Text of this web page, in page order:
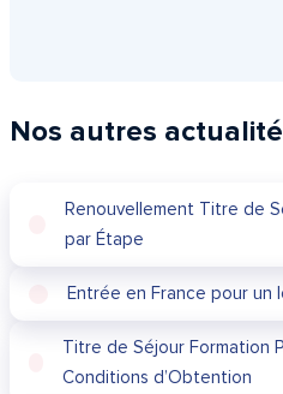
Nos autres
Renouvellement Titre de
par Étape
Entrée en France pour un
Titre de Séjour Formation
Conditions d’Obtention